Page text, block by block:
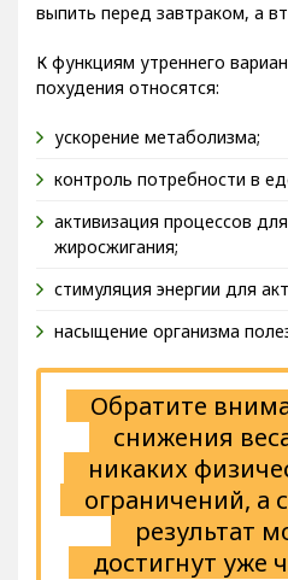
выпить перед завтраком, а
К функциям утреннего
похудения относятся:
ускорение метаболизма;
контроль потребности в
активизация процессов
жиросжигания;
стимуляция энергии для
насыщение организма
Обратите
снижения
никаких
ограничений, а
результат
достигнут уже